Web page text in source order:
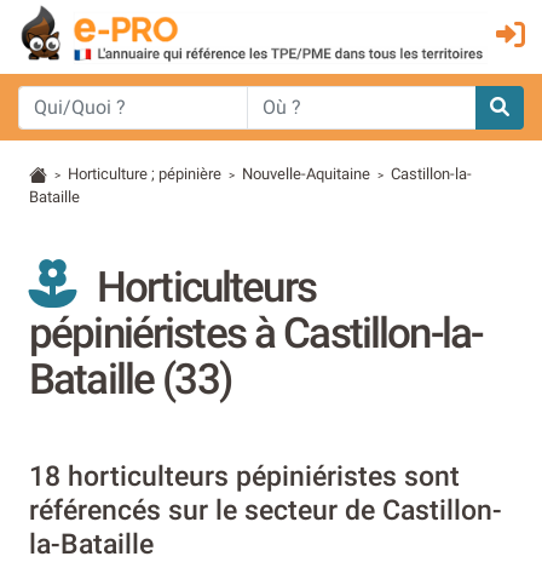
> Horticulture ; pépinière > Nouvelle-Aquitaine > Castillon-la-
Bataille
Horticulteurs
pépiniéristes à Castillon-la-
Bataille (33)
18 horticulteurs pépiniéristes sont
référencés sur le secteur de Castillon-
la-Bataille